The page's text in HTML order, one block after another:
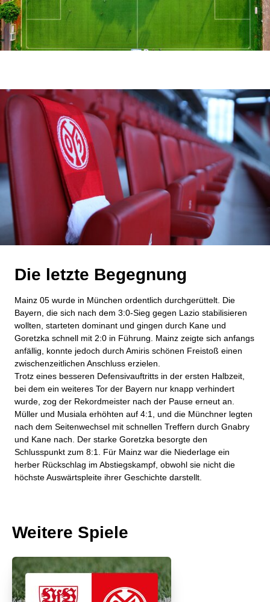
Die letzte Begegnung
Mainz 05 wurde in München ordentlich durchgerüttelt. Die
Bayern, die sich nach dem 3:0-Sieg gegen Lazio stabilisieren
wollten, starteten dominant und gingen durch Kane und
Goretzka schnell mit 2:0 in Führung. Mainz zeigte sich anfangs
anfällig, konnte jedoch durch Amiris schönen Freistoß einen
zwischenzeitlichen Anschluss erzielen.
Trotz eines besseren Defensivauftritts in der ersten Halbzeit,
bei dem ein weiteres Tor der Bayern nur knapp verhindert
wurde, zog der Rekordmeister nach der Pause erneut an.
Müller und Musiala erhöhten auf 4:1, und die Münchner legten
nach dem Seitenwechsel mit schnellen Treffern durch Gnabry
und Kane nach. Der starke Goretzka besorgte den
Schlusspunkt zum 8:1. Für Mainz war die Niederlage ein
herber Rückschlag im Abstiegskampf, obwohl sie nicht die
höchste Auswärtspleite ihrer Geschichte darstellt.
Weitere Spiele